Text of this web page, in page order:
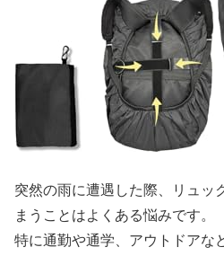
突然の雨に遭遇した際、リュッ
まうことはよくある悩みです。
特に通勤や通学、アウトドアな